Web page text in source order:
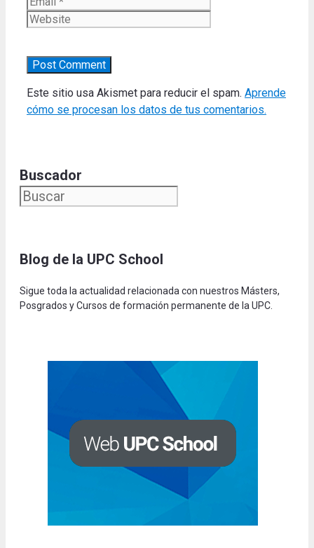
Este sitio usa Akismet para reducir el spam. Aprende
cómo se procesan los datos de tus comentarios.
Buscador
Blog de la UPC School
Sigue toda la actualidad relacionada con nuestros Másters,
Posgrados y Cursos de formación permanente de la UPC.